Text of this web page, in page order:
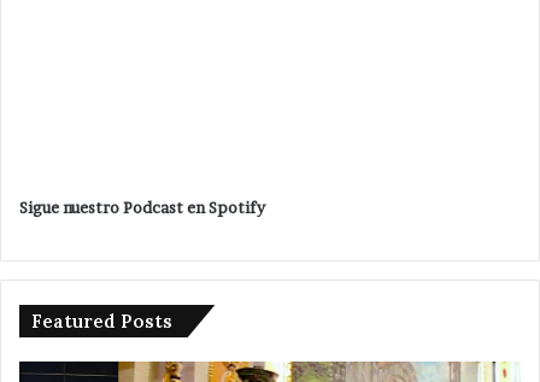
Sigue nuestro Podcast en Spotify
Featured Posts
No